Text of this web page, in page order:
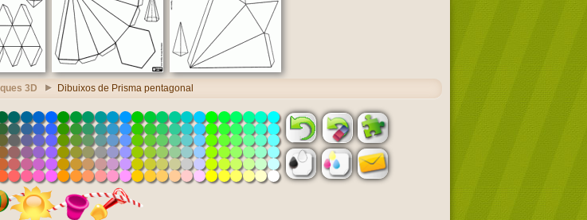
3D Dibuixos de Prisma pentagonal